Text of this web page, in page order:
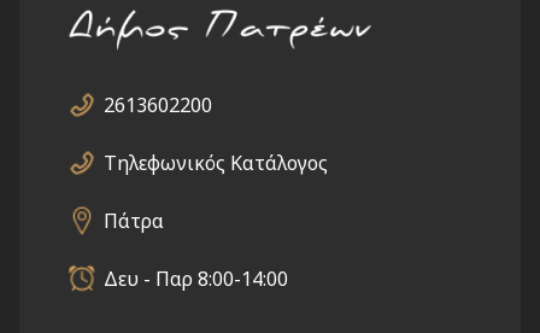
2613602200
Τηλεφωνικός Κατάλογος
Πάτρα
Δευ - Παρ 8:00-14:00